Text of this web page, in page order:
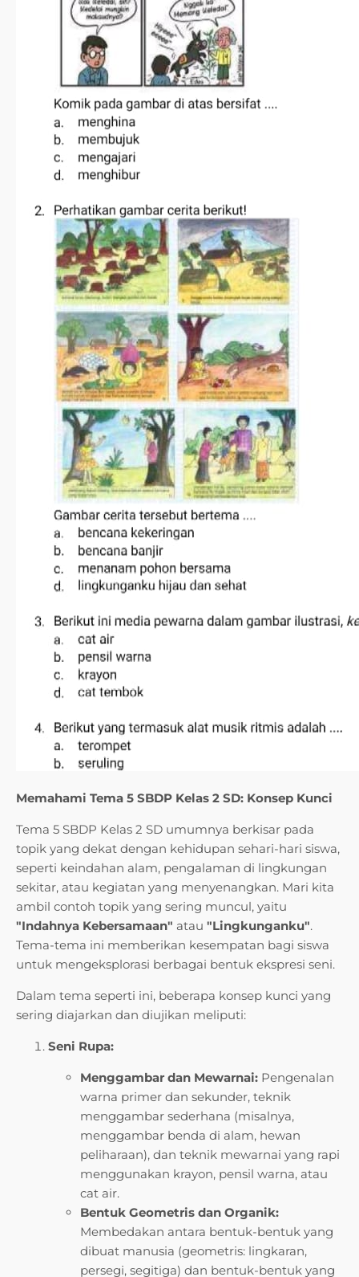
Memahami Tema 5 SBDP Kelas 2 SD: Konsep Kunci
Tema 5 SBDP Kelas 2 SD umumnya berkisar pada
topik yang dekat dengan kehidupan sehari-hari siswa,
seperti keindahan alam, pengalaman di lingkungan
sekitar, atau kegiatan yang menyenangkan. Mari kita
ambil contoh topik yang sering muncul, yaitu
"Indahnya Kebersamaan" atau "Lingkunganku".
Tema-tema ini memberikan kesempatan bagi siswa
untuk mengeksplorasi berbagai bentuk ekspresi seni.
Dalam tema seperti ini, beberapa konsep kunci yang
sering diajarkan dan diujikan meliputi:
Seni Rupa:
Menggambar dan Mewarnai: Pengenalan
warna primer dan sekunder, teknik
menggambar sederhana (misalnya,
menggambar benda di alam, hewan
peliharaan), dan teknik mewarnai yang rapi
menggunakan krayon, pensil warna, atau
cat air.
Bentuk Geometris dan Organik:
Membedakan antara bentuk-bentuk yang
dibuat manusia (geometris: lingkaran,
persegi, segitiga) dan bentuk-bentuk yang